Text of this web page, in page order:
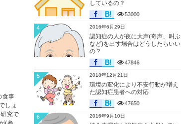
食事
しょ
究で
しているの？
53000
2016年6月29日
認知症の人が夜に大声(奇声、叫ぶ
など)を出す場合はどうしたらいい
の？
47846
4
2018年12月21日
環境の変化により不安行動が増え
た認知症患者への対応
47650
5
2016年9月10日
6